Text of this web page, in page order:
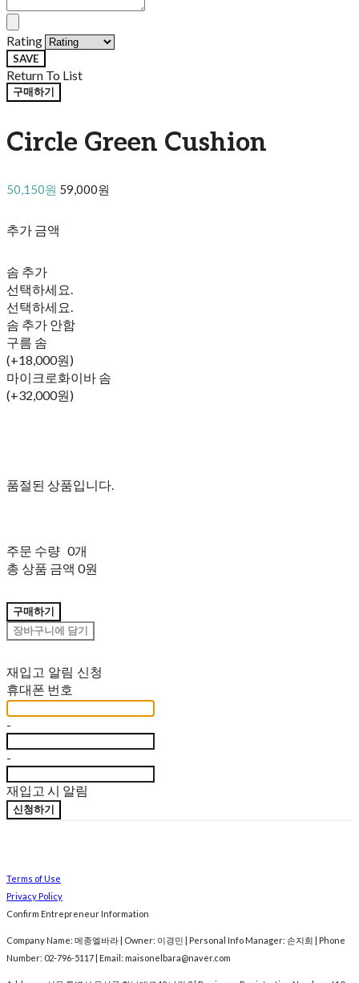
Rating
SAVE
Return To List
구매하기
Circle Green Cushion
50,150원 59,000원
추가 금액
솜 추가
선택하세요.
선택하세요.
솜 추가 안함
구름 솜
(+18,000원)
마이크로화이바 솜
(+32,000원)
품절된 상품입니다.
주문 수량 0개
총 상품 금액 0원
구매하기
장바구니에 담기
재입고 알림 신청
휴대폰 번호
-
-
재입고 시 알림
신청하기
Terms of Use
Privacy Policy
Confirm Entrepreneur Information
Company Name: 메종엘바라 | Owner: 이경민 | Personal Info Manager: 손지희 | Phone
Number: 02-796-5117 | Email: maisonelbara@naver.com